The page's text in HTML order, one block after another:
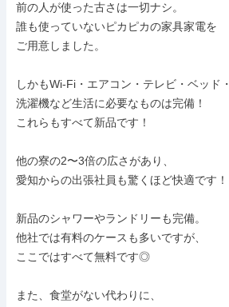
前の人が使った古さは一切ナシ。
誰も使っていないピカピカの家具家電を
ご用意しました。
しかもWi-Fi・エアコン・テレビ・ベッド・
洗濯機など生活に必要なものは完備！
これらもすべて新品です！
他の寮の2〜3倍の広さがあり、
愛知からの出張社員も驚くほど快適です！
新品のシャワーやランドリーも完備。
他社では有料のケースも多いですが、
ここではすべて無料です◎
また、食堂がない代わりに、